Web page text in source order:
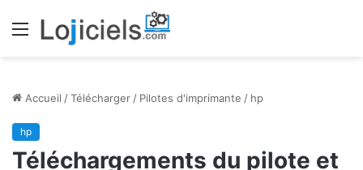
Menu
Accueil /Télécharger / Pilotes d'imprimante / hp
hp
Téléchargements du pilote et